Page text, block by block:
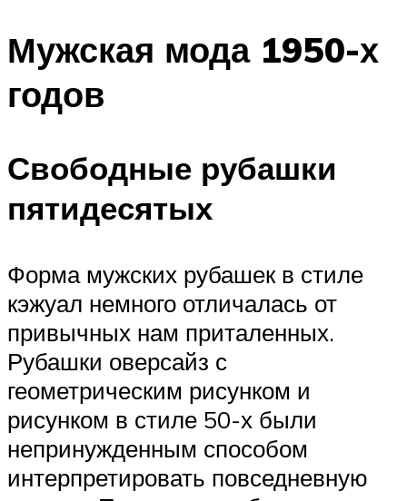
Мужская мода 1950-х
годов
Свободные рубашки
пятидесятых
Форма мужских рубашек в стиле
кэжуал немного отличалась от
привычных нам приталенных.
Рубашки оверсайз с
геометрическим рисунком и
рисунком в стиле 50-х были
непринужденным способом
интерпретировать повседневную